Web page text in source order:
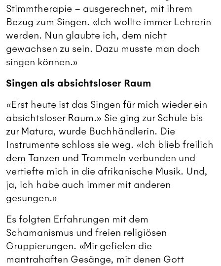
Stimmtherapie – ausgerechnet, mit ihrem
Bezug zum Singen. «Ich wollte immer Lehrerin
werden. Nun glaubte ich, dem nicht
gewachsen zu sein. Dazu musste man doch
singen können.»
Singen als absichtsloser Raum
«Erst heute ist das Singen für mich wieder ein
absichtsloser Raum.» Sie ging zur Schule bis
zur Matura, wurde Buchhändlerin. Die
Instrumente schloss sie weg. «Ich blieb freilich
dem Tanzen und Trommeln verbunden und
vertiefte mich in die afrikanische Musik. Und,
ja, ich habe auch immer mit anderen
gesungen.»
Es folgten Erfahrungen mit dem
Schamanismus und freien religiösen
Gruppierungen. «Mir gefielen die
mantrahaften Gesänge, mit denen Gott